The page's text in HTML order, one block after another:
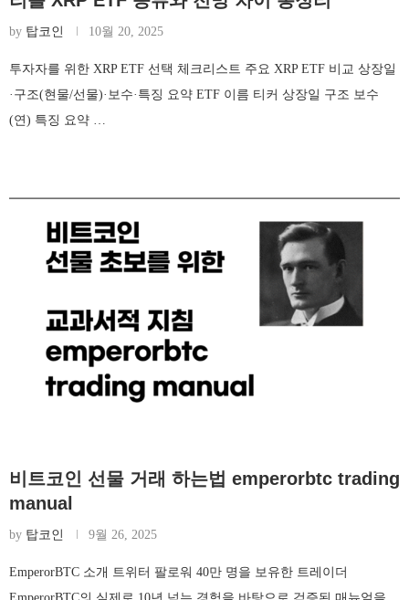
by 탑코인 10월 20, 2025
투자자를 위한 XRP ETF 선택 체크리스트 주요 XRP ETF 비교 상장일
·구조(현물/선물)·보수·특징 요약 ETF 이름 티커 상장일 구조 보수
(연) 특징 요약 …
비트코인 선물 거래 하는법 emperorbtc trading
manual
by 탑코인 9월 26, 2025
EmperorBTC 소개 트위터 팔로워 40만 명을 보유한 트레이더
EmperorBTC의 실제로 10년 넘는 경험을 바탕으로 검증된 매뉴얼을